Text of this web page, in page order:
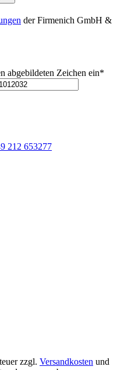
der Firmenich GmbH &
abgebildeten Zeichen ein*
212 653277
zzgl. Versandkosten und